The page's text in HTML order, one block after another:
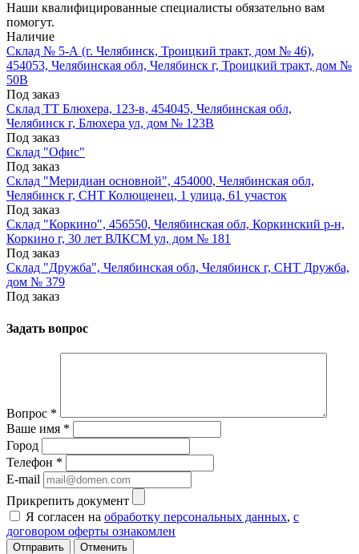
Наши квалифицированные специалисты обязательно вам
помогут.
Наличие
Склад № 5-А (г. Челябинск, Троицкий тракт, дом № 46),
454053, Челябинская обл, Челябинск г, Троицкий тракт, дом №
50В
Под заказ
Склад ТТ Блюхера, 123-в, 454045, Челябинская обл,
Челябинск г, Блюхера ул, дом № 123В
Под заказ
Склад "Офис"
Под заказ
Склад "Меридиан основной", 454000, Челябинская обл,
Челябинск г, СНТ Колющенец, 1 улица, 61 участок
Под заказ
Склад "Коркино", 456550, Челябинская обл, Коркинский р-н,
Коркино г, 30 лет ВЛКСМ ул, дом № 181
Под заказ
Склад "Дружба", Челябинская обл, Челябинск г, СНТ Дружба,
дом № 379
Под заказ
Задать вопрос
Вопрос *
Ваше имя *
Город
Телефон *
E-mail
Прикрепить документ
Я согласен на обработку персональных данных, с
договором оферты ознакомлен
Отменить